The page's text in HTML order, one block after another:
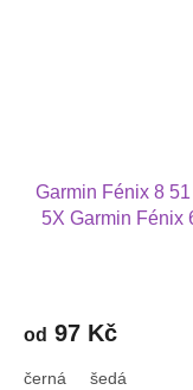
Garmin Fénix 8
5X Garmin Fénix
od 97 Kč
černá šedá